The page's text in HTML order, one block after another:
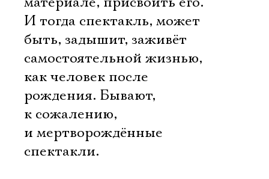
И тогда спектакль, может
быть, задышит, заживёт
самостоятельной жизнью,
как человек после
рождения. Бывают,
к сожалению,
и мертворождённые
спектакли.